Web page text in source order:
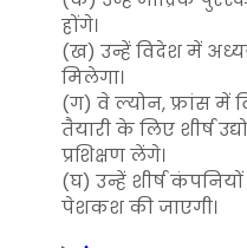
होंगे।
(ख) उन्हें विदेश में
मिलेगा।
(ग) वे ल्योन, फ्रांस में
तैयारी के लिए शीर्ष
प्रशिक्षण लेंगे।
(घ) उन्हें शीर्ष
पेशकश की जाएगी।